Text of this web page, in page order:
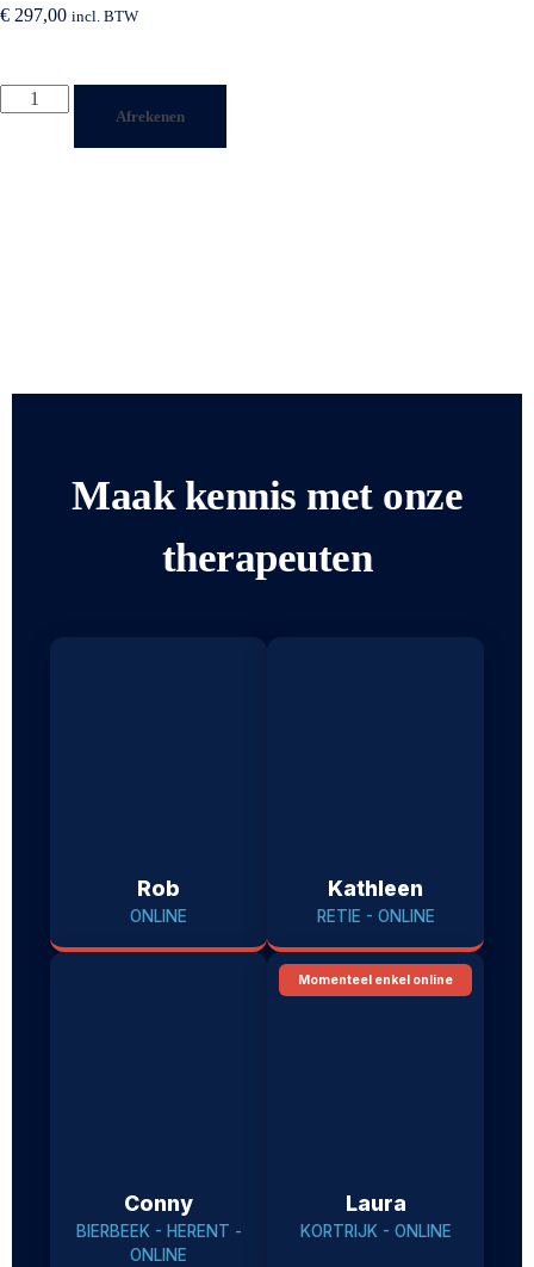
€ 297,00 incl. BTW
Afrekenen
Maak kennis met onze
therapeuten
Rob
ONLINE
Kathleen
RETIE - ONLINE
Conny
BIERBEEK - HERENT -
ONLINE
Momenteel enkel online
Laura
KORTRIJK - ONLINE